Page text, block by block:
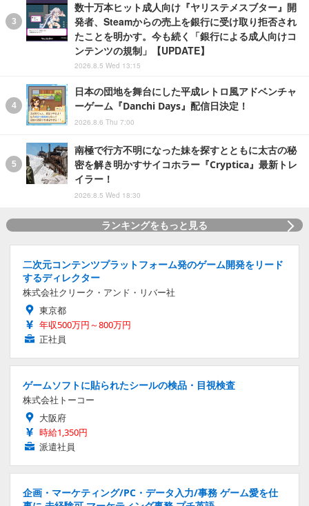
数十万本ヒット成人向け『ヤリステメスブター』開
発者、Steamからの売上を銀行に受け取り拒否され
たことを明かす。今も続く「銀行による成人向けコ
ンテンツの規制」【UPDATE】
2026.8.5 Wed 13:15
日本の団地を舞台にした平成レトロ風アドベンチャ
ーゲーム『Danchi Days』配信日決定！
2026.8.6 Thu 7:00
南極で行方不明になった妹を探すとともに太古の秘
密を解き明かすサイコホラー『Cryptica』最新トレ
イラー！
2026.8.5 Wed 18:30
ランキングをもっと見る
二次元コンテンツプラットフォーム発のゲーム開発をリード
するディレクター
株式会社クリーク・アンド・リバー社
東京都
年収500万円～800万円
正社員
ゲームソフトに貼られたシールの検品・目視検査
株式会社トーコー
大阪府
時給1,350円
派遣社員
企画・マーケティング/PC・データ入力/事務 ゲーム愛を仕